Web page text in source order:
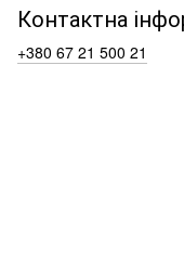
Контактна
+380 67 21 500 21